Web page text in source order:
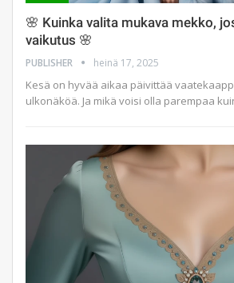
🌸 Kuinka valita mukava mekko,
vaikutus 🌸
PUBLISHER heinä 17, 2025
Kesä on hyvää aikaa päivittää
ulkonäköä. Ja mikä voisi olla parempaa